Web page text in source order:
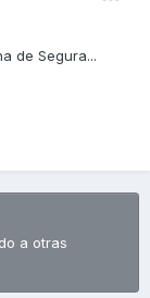
de Segura...
a otras